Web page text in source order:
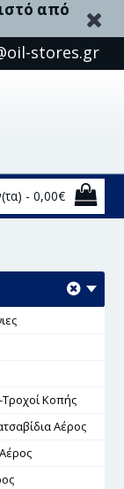
από
stores.gr
- 0,00€
Κοπής
Αέρος